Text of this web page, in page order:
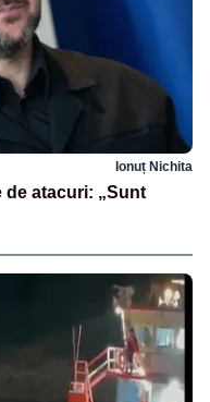
Ionuț Nichita
de atacuri: „Sunt